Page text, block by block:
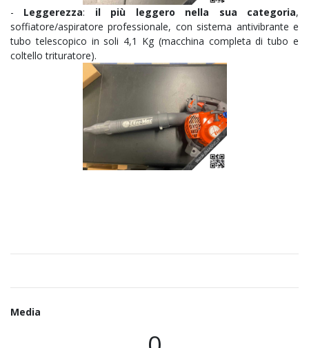
- Leggerezza: il più leggero nella sua categoria,
soffiatore/aspiratore professionale, con sistema antivibrante e
tubo telescopico in soli 4,1 Kg (macchina completa di tubo e
coltello trituratore).
Media